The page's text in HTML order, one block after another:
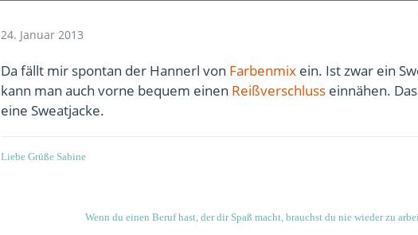
24. Januar 2013
Da fällt mir spontan der Hannerl von Farbenmix ein. Ist zwar ein
kann man auch vorne bequem einen Reißverschluss einnähen.
eine Sweatjacke.
Liebe Grüße Sabine
Wenn du einen Beruf hast, der dir Spaß macht, brauchst du nie wieder zu